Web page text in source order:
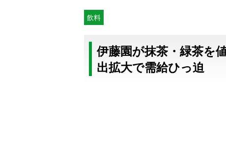
飲料
伊藤園が抹茶・緑茶を
出拡大で需給ひっ迫